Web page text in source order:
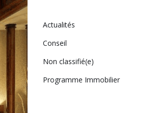
Actualités
Conseil
Non classifié(e)
Programme Immobilier